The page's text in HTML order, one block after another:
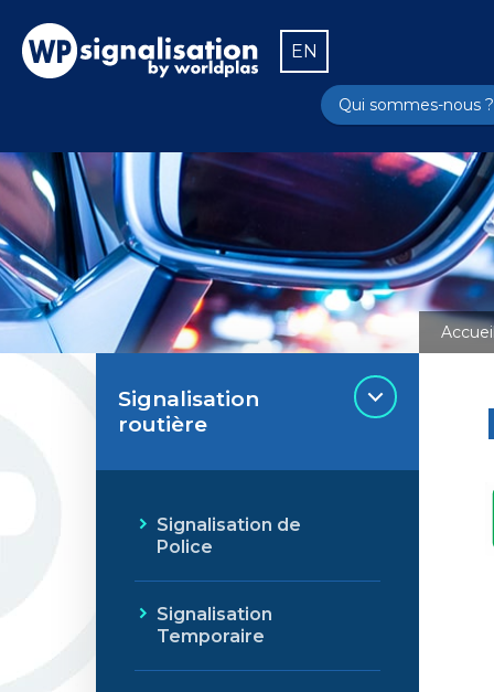
EN
Qui sommes-nous ?
Signalisation
routière
Signalisation de
Police
Signalisation
Temporaire